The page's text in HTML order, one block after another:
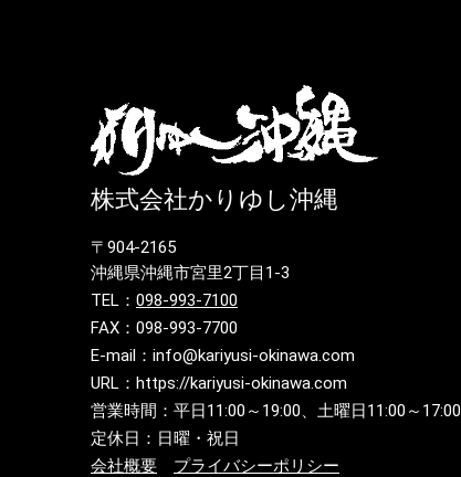
株式会社かりゆし沖縄
〒904-2165
沖縄県沖縄市宮里2丁目1-3
TEL： 098-993-7100
FAX：098-993-7700
E-mail：info@kariyusi-okinawa.com
URL：https://kariyusi-okinawa.com
営業時間：平日11:00～19:00、土曜日11:00～17:00
定休日：日曜・祝日
会社概要
プライバシーポリシー